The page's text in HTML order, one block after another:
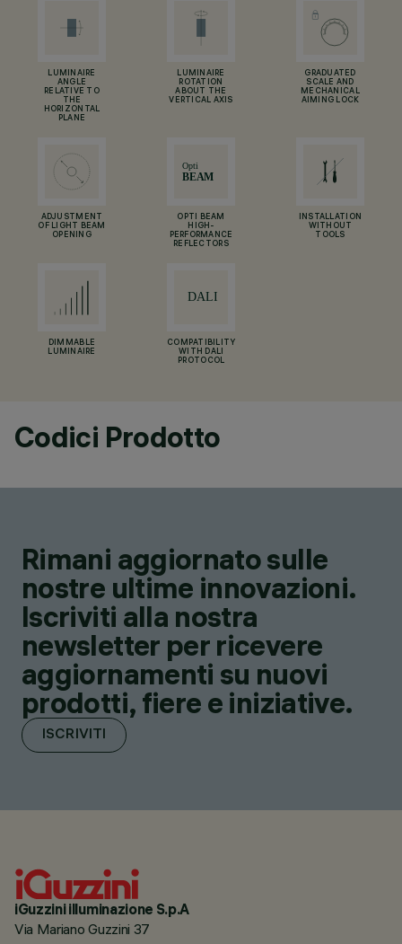
LUMINAIRE
ANGLE
RELATIVE TO
THE
HORIZONTAL
PLANE
LUMINAIRE
ROTATION
ABOUT THE
VERTICAL AXIS
GRADUATED
SCALE AND
MECHANICAL
AIMING LOCK
ADJUSTMENT
OF LIGHT BEAM
OPENING
OPTI BEAM
HIGH-
PERFORMANCE
REFLECTORS
INSTALLATION
WITHOUT
TOOLS
DIMMABLE
LUMINAIRE
COMPATIBILITY
WITH DALI
PROTOCOL
Codici Prodotto
Rimani aggiornato sulle
nostre ultime innovazioni.
Iscriviti alla nostra
newsletter per ricevere
aggiornamenti su nuovi
prodotti, fiere e iniziative.
ISCRIVITI
iGuzzini illuminazione S.p.A
Via Mariano Guzzini 37